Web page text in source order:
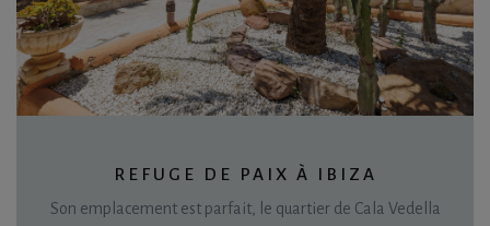
REFUGE DE PAIX À IBIZA
Son emplacement est parfait, le quartier de Cala Vedella